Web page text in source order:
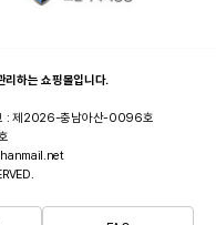
리하는 쇼핑몰입니다.
: 제2026-충남아산-0096호